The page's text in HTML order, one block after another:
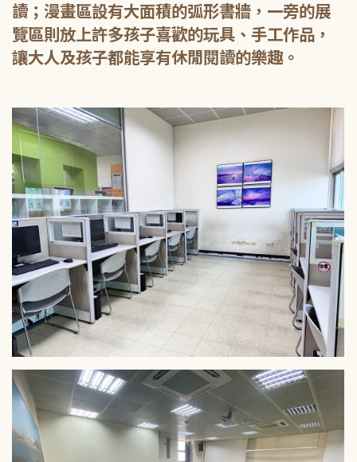
讀；漫畫區設有大面積的弧形書牆，一旁的展
覽區則放上許多孩子喜歡的玩具、手工作品，
讓大人及孩子都能享有休閒閱讀的樂趣。